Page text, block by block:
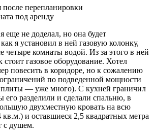
еще не доделал, но она будет
я установил в ней газовую колонку,
четыре комнаты водой. Из за этого в ней
стоит газовое оборудование. Хотел
повесить в коридоре, но к сожалению
ограничений по подведенной мощности
плиты — уже много). С кухней граничил
его разделили и сделали спальню, в
двухместную кровать на всю
и оставшиеся 2,5 квадратных метра
с душем.